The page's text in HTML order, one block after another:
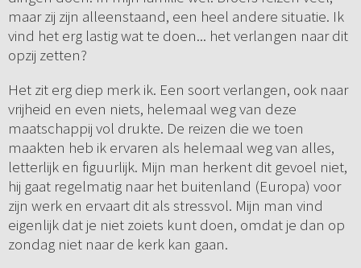
maar zij zijn alleenstaand, een heel andere situatie. Ik
vind het erg lastig wat te doen... het verlangen naar dit
opzij zetten?
Het zit erg diep merk ik. Een soort verlangen, ook naar
vrijheid en even niets, helemaal weg van deze
maatschappij vol drukte. De reizen die we toen
maakten heb ik ervaren als helemaal weg van alles,
letterlijk en figuurlijk. Mijn man herkent dit gevoel niet,
hij gaat regelmatig naar het buitenland (Europa) voor
zijn werk en ervaart dit als stressvol. Mijn man vind
eigenlijk dat je niet zoiets kunt doen, omdat je dan op
zondag niet naar de kerk kan gaan.